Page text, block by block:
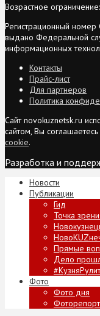
Возрастное
Регистрационный
выдано Федеральной
информационных
Контакты
Прайс-лист
Для партнеров
Политика
Сайт novokuznetsk.ru
сайтом, Вы
cookie.
Разработка и
Новости
Публикации
Гид
Точка
Прямые
Дело
#КузняРулит
Фото
Фото дня